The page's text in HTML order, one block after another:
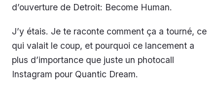
d’ouverture de Detroit: Become Human.
J’y étais. Je te raconte comment ça a tourné, ce
qui valait le coup, et pourquoi ce lancement a
plus d’importance que juste un photocall
Instagram pour Quantic Dream.